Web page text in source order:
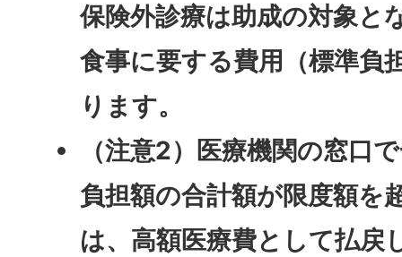
保険外診療は助成の対象と
食事に要する費用（標準負
ります。
（注意2）医療機関の窓口
負担額の合計額が限度額を
は、高額医療費として払戻